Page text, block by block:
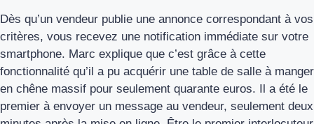
Dès qu’un vendeur publie une annonce correspondant à vos
critères, vous recevez une notification immédiate sur votre
smartphone. Marc explique que c’est grâce à cette
fonctionnalité qu’il a pu acquérir une table de salle à manger
en chêne massif pour seulement quarante euros. Il a été le
premier à envoyer un message au vendeur, seulement deux